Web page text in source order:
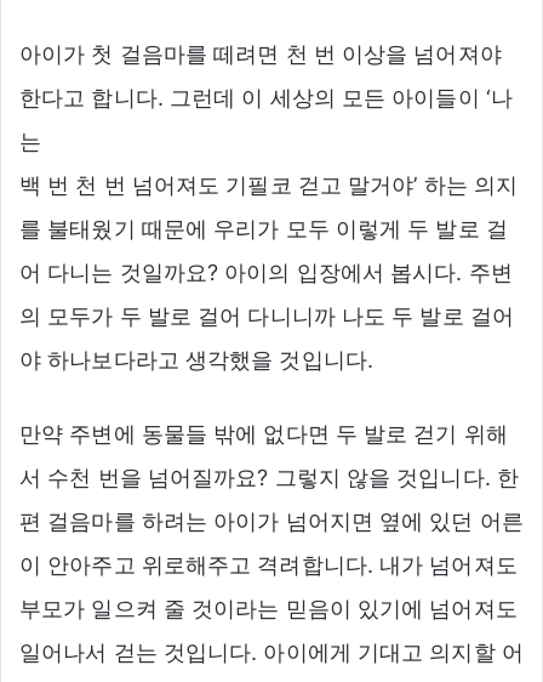
아이가 첫 걸음마를 떼려면 천 번 이상을 넘어져야
한다고 합니다. 그런데 이 세상의 모든 아이들이 ‘나
는
백 번 천 번 넘어져도 기필코 걷고 말거야’ 하는 의지
를 불태웠기 때문에 우리가 모두 이렇게 두 발로 걸
어 다니는 것일까요? 아이의 입장에서 봅시다. 주변
의 모두가 두 발로 걸어 다니니까 나도 두 발로 걸어
야 하나보다라고 생각했을 것입니다.
만약 주변에 동물들 밖에 없다면 두 발로 걷기 위해
서 수천 번을 넘어질까요? 그렇지 않을 것입니다. 한
편 걸음마를 하려는 아이가 넘어지면 옆에 있던 어른
이 안아주고 위로해주고 격려합니다. 내가 넘어져도
부모가 일으켜 줄 것이라는 믿음이 있기에 넘어져도
일어나서 걷는 것입니다. 아이에게 기대고 의지할 어